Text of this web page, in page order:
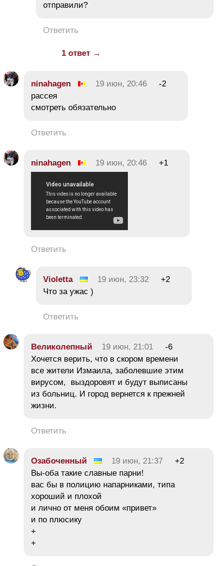
отправили?
Ответить
1 ответ →
ninahagen 19 июн, 20:46
-2
рассея
смотреть обязательно
Ответить
ninahagen 19 июн, 20:46 +1
Ответить
Violetta 19 июн, 23:32
+2
Что за ужас )
Ответить
Великолепный 19 июн, 21:01
-6
Хочется верить, что в скором времени
все жители Измаила, заболевшие этим
вирусом, выздоровят и будут выписаны
из больниц. И город вернется к прежней
жизни.
Ответить
Озабоченный 19 июн, 21:37
+2
Вы-оба такие славные парни!
вас бы в полицию напарниками, типа
хороший и плохой
и лично от меня обоим «привет»
и по плюсику
+
+